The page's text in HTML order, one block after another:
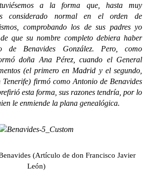
a la forma que, hasta muy
considerado normal en el orden de
comprobando los de sus padres yo
que su nombre completo debiera haber
Benavides González. Pero, como
doña Ana Pérez, cuando el General
(el primero en Madrid y el segundo,
Tenerife) firmó como Antonio de Benavides
esta forma, sus razones tendría, por lo
le enmiende la plana genealógica.
(Artículo de don Francisco Javier
León)